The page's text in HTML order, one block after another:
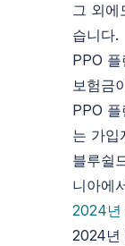
그 외에
습니다.
PPO
보험금
PPO
는 가입
블루쉴
니아에
2024년
2024년